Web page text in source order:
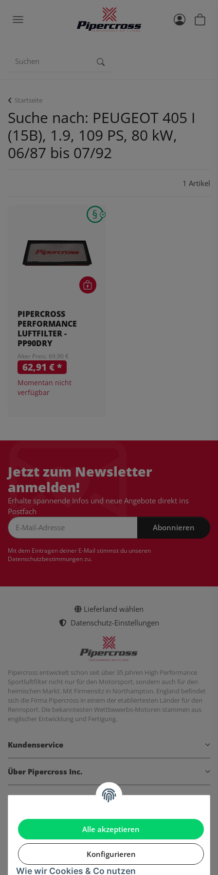
Alle akzeptieren
Konfigurieren
Wie wir Cookies & Co nutzen
Startseite
Suche nach: PEUGEOT 405 I
(15B), 1.9, 109 PS, 80 kW,
06/87 bis 07/92
1 Artikel
PIPERCROSS
PERFORMANCE
LUFTFILTER -
PP90DRY
Alter Preis: 69,90 €
62,91 €*
Momentan nicht
verfügbar
Jetzt zum Newsletter
anmelden!
Erhalte spannende Infos und neue Angebote direkt ins
Postfach
Abonnieren
Mit dem Eintragen deiner E-Mail stimmst du unseren
Datenschutzbestimmungenzu.
Lieferland wählen
Datenschutz-Einstellungen
Pipercross entwickelt schon seit über 35 Jahren High Performance
Sportluftfilter nicht nur für den Motorsport, sondern auch für den
heimischen Markt. Mit Firmensitz in Northampton, England befindet
sich die Firma Pipercross in einem der etabliertesten Länder für den
Rennsport. Die bekanntesten Wettbewerbs-Motoren stammen aus
englischer Entwicklung und Fertigung.
Kundenservice
Über Pipercross Inc.
Informationen
Gesetzliche Informationen